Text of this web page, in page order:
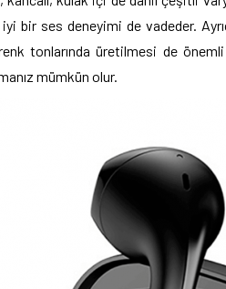
bir ses deneyimi de vadeder.
tonlarında üretilmesi de önemli
mümkün olur.